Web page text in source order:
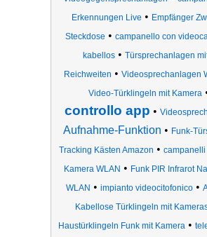
Erkennungen Live • Empfänger
Steckdose • campanello con
kabellos• Türsprechanlagen
Reichweiten • Videosprechanlagen
Video-Türklingeln mit Kamera
controllo app •
Aufnahme-Funktion • Funk-
Tracking Kästen Amazon •
Kamera WLAN • Funk PIR Infrarot
WLAN • impianto videocitofonico•
Kabellose Türklingeln mit
Haustürklingeln Funk mit Kamera •